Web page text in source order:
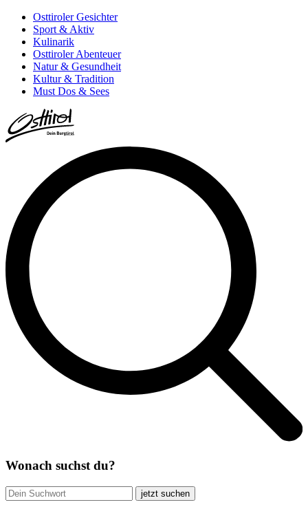
Osttiroler Gesichter
Sport & Aktiv
Kulinarik
Osttiroler Abenteuer
Natur & Gesundheit
Kultur & Tradition
Must Dos & Sees
Wonach suchst du?
jetzt suchen